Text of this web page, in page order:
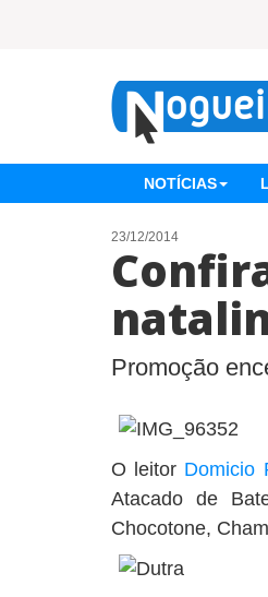
NOTÍCIAS
23/12/2014
Promoção
O leitor Domicio
Atacado de
Chocotone,